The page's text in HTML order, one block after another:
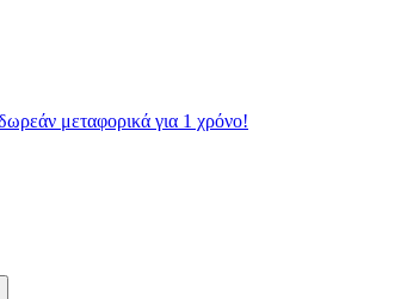
μεταφορικά για 1 χρόνο!